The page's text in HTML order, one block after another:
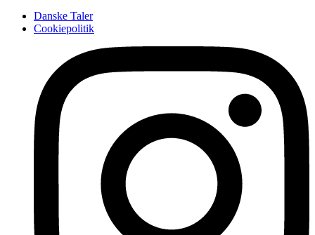
Danske Taler
Cookiepolitik